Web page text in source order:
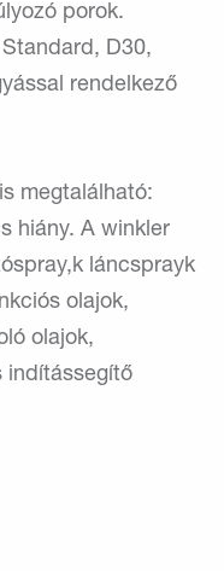
porok.
D30,
rendelkező
megtalálható:
hiány. A winkler
láncsprayk
olajok,
olajok,
indítássegítő